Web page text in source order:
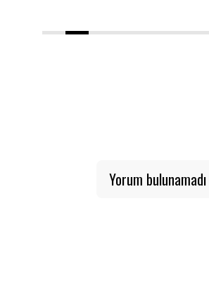
1 2 3 4 5 6 7
Yorum bulunamadı